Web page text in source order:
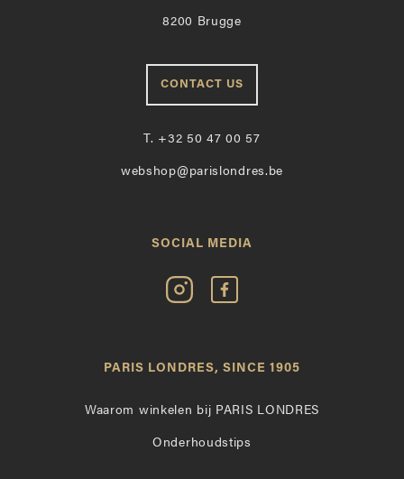
8200 Brugge
CONTACT US
T. +32 50 47 00 57
webshop@parislondres.be
SOCIAL MEDIA
Volg
Paris
Instagram
Vind
op
PARIS LONDRES, SINCE 1905
Waarom winkelen bij PARIS LONDRES
Onderhoudstips